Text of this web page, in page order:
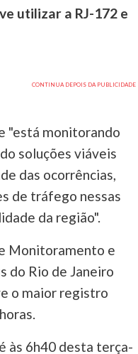
utilizar a RJ-172 e
"está monitorando
soluções viáveis
das ocorrências,
de tráfego nessas
da região".
Monitoramento e
do Rio de Janeiro
o maior registro
às 6h40 desta terça-